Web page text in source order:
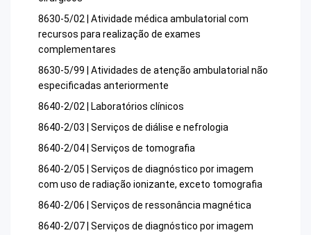
8630-5/02 | Atividade médica ambulatorial com
recursos para realização de exames
complementares
8630-5/99 | Atividades de atenção ambulatorial não
especificadas anteriormente
8640-2/02 | Laboratórios clínicos
8640-2/03 | Serviços de diálise e nefrologia
8640-2/04 | Serviços de tomografia
8640-2/05 | Serviços de diagnóstico por imagem
com uso de radiação ionizante, exceto tomografia
8640-2/06 | Serviços de ressonância magnética
8640-2/07 | Serviços de diagnóstico por imagem